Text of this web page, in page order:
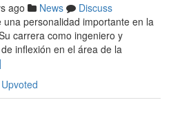
ago News
Discuss
personalidad importante en la
carrera como ingeniero y
inflexión en el área de la